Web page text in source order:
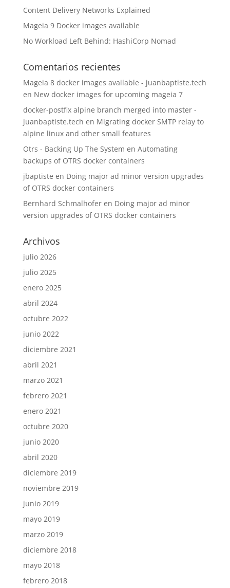
Content Delivery Networks Explained
Mageia 9 Docker images available
No Workload Left Behind: HashiCorp Nomad
Comentarios recientes
Mageia 8 docker images available - juanbaptiste.tech
en New docker images for upcoming mageia 7
docker-postfix alpine branch merged into master -
juanbaptiste.tech en Migrating docker SMTP relay to
alpine linux and other small features
Otrs - Backing Up The System en Automating
backups of OTRS docker containers
jbaptiste en Doing major ad minor version upgrades
of OTRS docker containers
Bernhard Schmalhoferen Doing major ad minor
version upgrades of OTRS docker containers
Archivos
julio 2026
julio 2025
enero 2025
abril 2024
octubre 2022
junio 2022
diciembre 2021
abril 2021
marzo 2021
febrero 2021
enero 2021
octubre 2020
junio 2020
abril 2020
diciembre 2019
noviembre 2019
junio 2019
mayo 2019
marzo 2019
diciembre 2018
mayo 2018
febrero 2018